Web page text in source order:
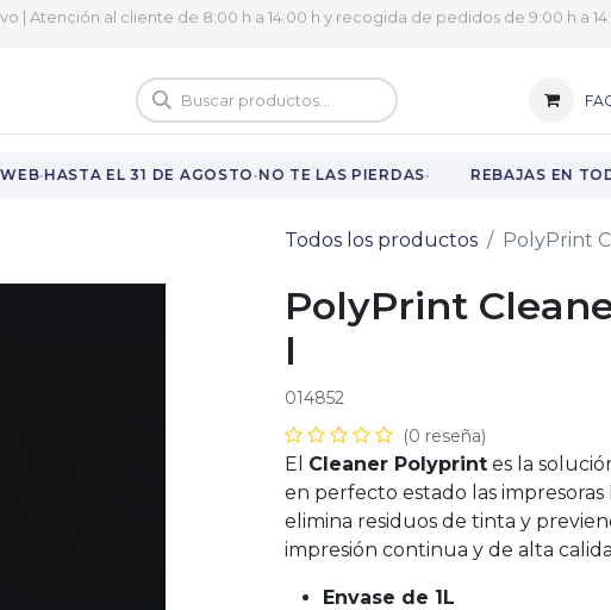
| Atención al cliente de 8:00 h a 14:00 h y recogida de pedidos de 9:00 h a
Vuelta al cole
·HASTA EL 31 DE AGOSTO·NO TE LAS PIERDAS· REBAJAS EN
Todos los productos PolyPrint
PolyPrint
l
014852
(0 reseña)
El Cleaner Polyprint es la
en perfecto estado las
elimina residuos de tinta y
impresión continua y de alta
Envase de 1L